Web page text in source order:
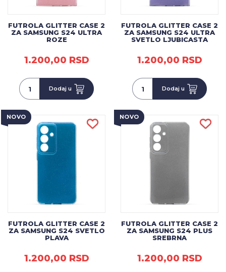
FUTROLA GLITTER CASE 2
ZA SAMSUNG S24 ULTRA
ROZE
1.200,00 RSD
Dodaj u
FUTROLA GLITTER CASE 2
ZA SAMSUNG S24 ULTRA
SVETLO LJUBICASTA
1.200,00 RSD
Dodaj u
NOVO
FUTROLA GLITTER CASE 2
ZA SAMSUNG S24 SVETLO
PLAVA
1.200,00 RSD
NOVO
FUTROLA GLITTER CASE 2
ZA SAMSUNG S24 PLUS
SREBRNA
1.200,00 RSD